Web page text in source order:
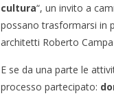
cultura“, un invito a
possano trasformarsi in
architetti Roberto
E se da una parte le
processo partecipato: